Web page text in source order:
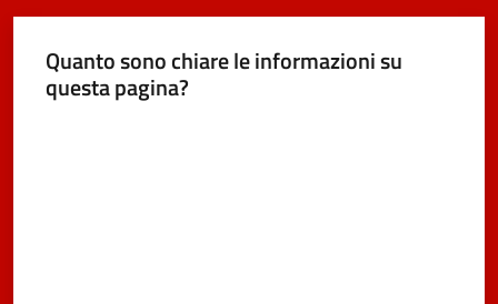
Quanto sono chiare le informazioni su
questa pagina?